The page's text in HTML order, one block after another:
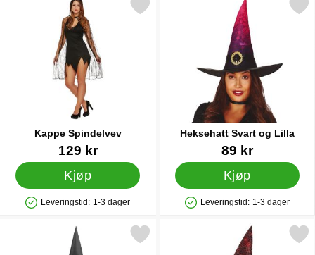
Kappe Spindelvev
Varenummer 38693
129 kr
Kjøp
Produkttilgjengelighet: På lager
Leveringstid: 1-3 dager
Merk kappe Spindelvev som favoritt
Heksehatt Svart og Lilla
Varenummer 38944
89 kr
Kjøp
Produkttilgjengelighet: På lager
Leveringstid: 1-3 dager
Merk heksehatt Svart
Merk klassisk Heksehatt som favorittMerk heksehatt